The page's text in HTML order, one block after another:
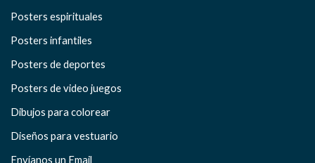
Posters espirituales
Posters infantiles
Posters de deportes
Posters de video juegos
Dibujos para colorear
Diseños para vestuario
Envíanos un Email